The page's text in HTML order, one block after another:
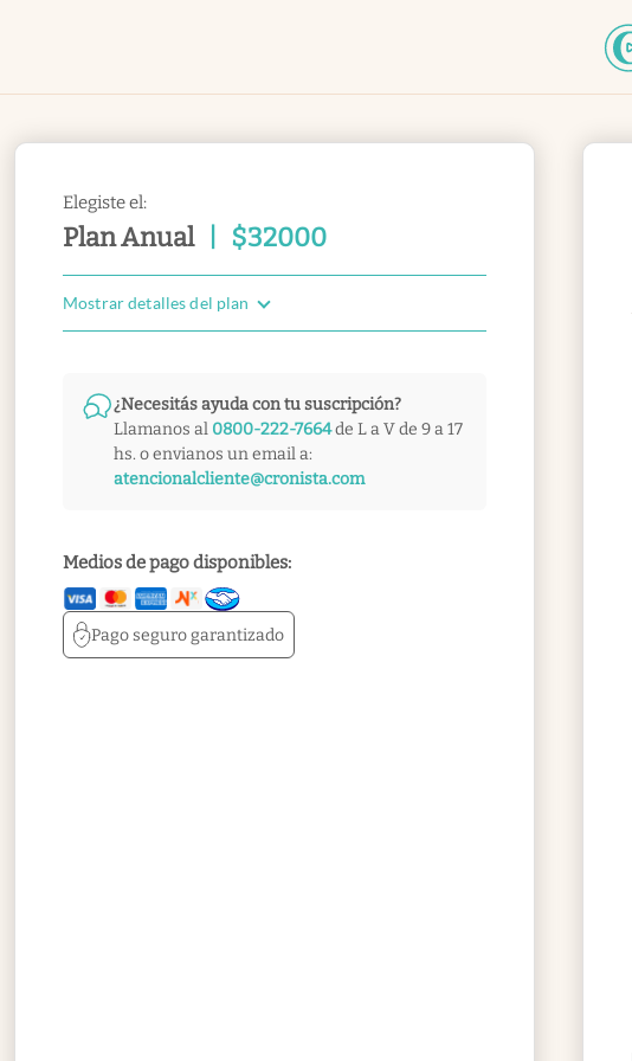
Elegiste el:
Plan Anual $32000
Mostrar detalles del plan
¿Necesitás ayuda con tu suscripción?
Llamanos al 0800-222-7664de L a V de 9 a 17
hs. o envianos un email a:
atencionalcliente@cronista.com
Medios de pago disponibles:
Pago segurogarantizado